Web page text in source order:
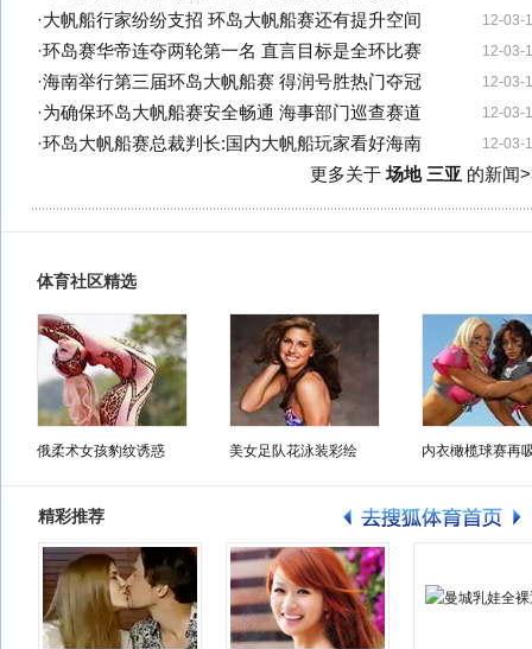
12-03-
·大帆船行家纷纷支招 环岛大帆船赛还有提升空间
12-03-
·环岛赛华帝连夺两轮第一名 直言目标是全环比赛
12-03-
·海南举行第三届环岛大帆船赛 得润号胜热门夺冠
12-03-
·为确保环岛大帆船赛安全畅通 海事部门巡查赛道
12-03-
·环岛大帆船赛总裁判长:国内大帆船玩家看好海南
更多关于场地 三亚 的新闻
体育社区精选
俄柔术女孩豹纹诱惑 美女足队花泳装彩绘 内衣橄榄球赛再
精彩推荐